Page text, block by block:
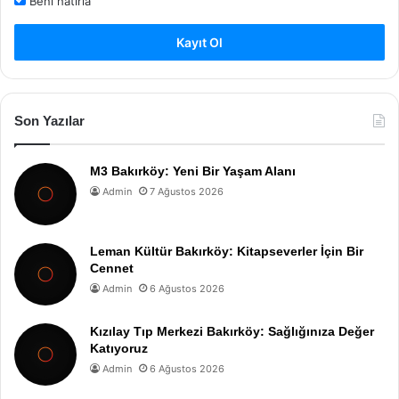
Kayıt Ol
Son Yazılar
M3 Bakırköy: Yeni Bir Yaşam Alanı
Admin 7 Ağustos 2026
Leman Kültür Bakırköy: Kitapseverler İçin Bir
Cennet
Admin 6 Ağustos 2026
Kızılay Tıp Merkezi Bakırköy: Sağlığınıza Değer
Katıyoruz
Admin 6 Ağustos 2026